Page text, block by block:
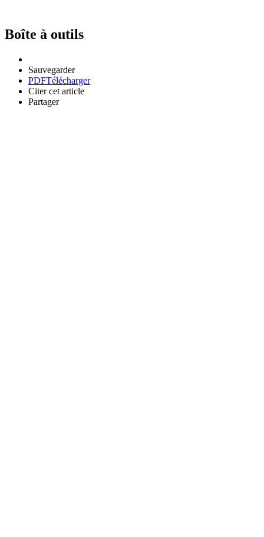
Boîte à outils
Sauvegarder
PDFTélécharger
Citer cet article
Partager